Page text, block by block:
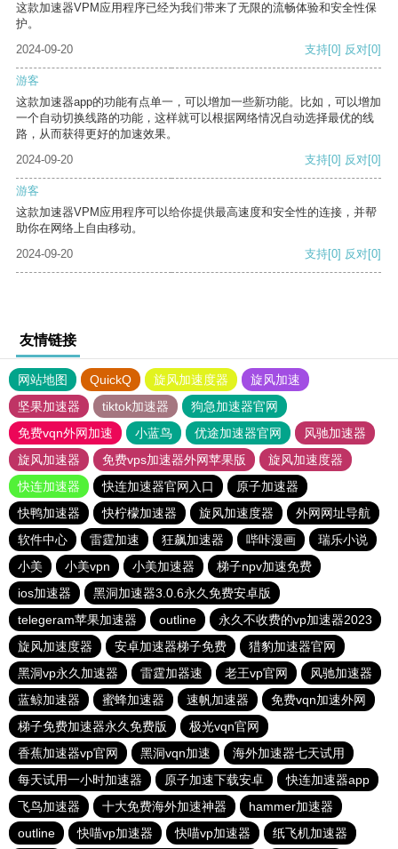
这款加速器VPM应用程序已经为我们带来了无限的流畅体验和安全性保
护。
2024-09-20
支持[0] 反对[0]
游客
这款加速器app的功能有点单一，可以增加一些新功能。比如，可以增加
一个自动切换线路的功能，这样就可以根据网络情况自动选择最优的线
路，从而获得更好的加速效果。
2024-09-20
支持[0] 反对[0]
游客
这款加速器VPM应用程序可以给你提供最高速度和安全性的连接，并帮
助你在网络上自由移动。
2024-09-20
支持[0] 反对[0]
友情链接
网站地图 QuickQ 旋风加速度器
旋风加速
坚果加速器
tiktok加速器
狗急加速器官网
免费vqn外网加速
小蓝鸟 优途加速器官网
风驰加速器
旋风加速器
免费vps加速器外网苹果版
旋风加速度器
快连加速器
快连加速器官网入口
原子加速器
快鸭加速器
快柠檬加速器 旋风加速度器
外网网址导航
软件中心
雷霆加速 狂飙加速器 哔咔漫画
瑞乐小说
小美
小美vpn 小美加速器
梯子npv加速免费
ios加速器
黑洞加速器3.0.6永久免费安卓版
telegeram苹果加速器
outline
永久不收费的vp加速器2023
旋风加速度器
安卓加速器梯子免费
猎豹加速器官网
黑洞vp永久加速器
雷霆加器速 老王vp官网
风驰加速器
蓝鲸加速器
蜜蜂加速器 速帆加速器
免费vqn加速外网
梯子免费加速器永久免费版
极光vqn官网
香蕉加速器vp官网
黑洞vqn加速
海外加速器七天试用
每天试用一小时加速器
原子加速下载安卓
快连加速器app
飞鸟加速器
十大免费海外加速神器
hammer加速器
outline
快喵vp加速器 快喵vp加速器 纸飞机加速器